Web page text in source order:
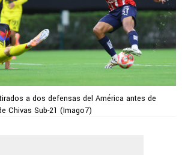
a dos defensas del América antes de
Chivas Sub-21 (Imago7)